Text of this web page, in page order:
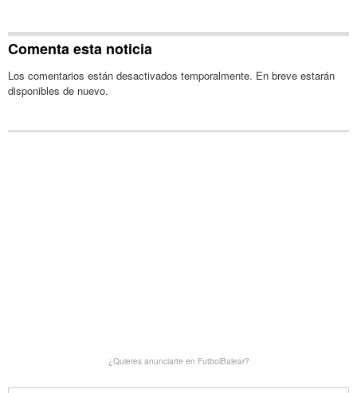
Comenta esta noticia
Los comentarios están desactivados temporalmente. En breve estarán
disponibles de nuevo.
¿Quieres anunciarte en FutbolBalear?